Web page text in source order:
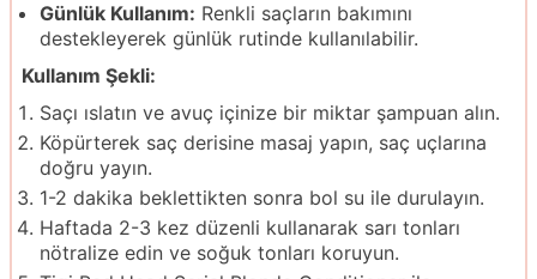
Günlük Kullanım: Renkli saçların bakımını
destekleyerek günlük rutinde kullanılabilir.
Kullanım Şekli:
Saçı ıslatın ve avuç içinize bir miktar şampuan alın.
Köpürterek saç derisine masaj yapın, saç uçlarına
doğru yayın.
1-2 dakika beklettikten sonra bol su ile durulayın.
Haftada 2-3 kez düzenli kullanarak sarı tonları
nötralize edin ve soğuk tonları koruyun.